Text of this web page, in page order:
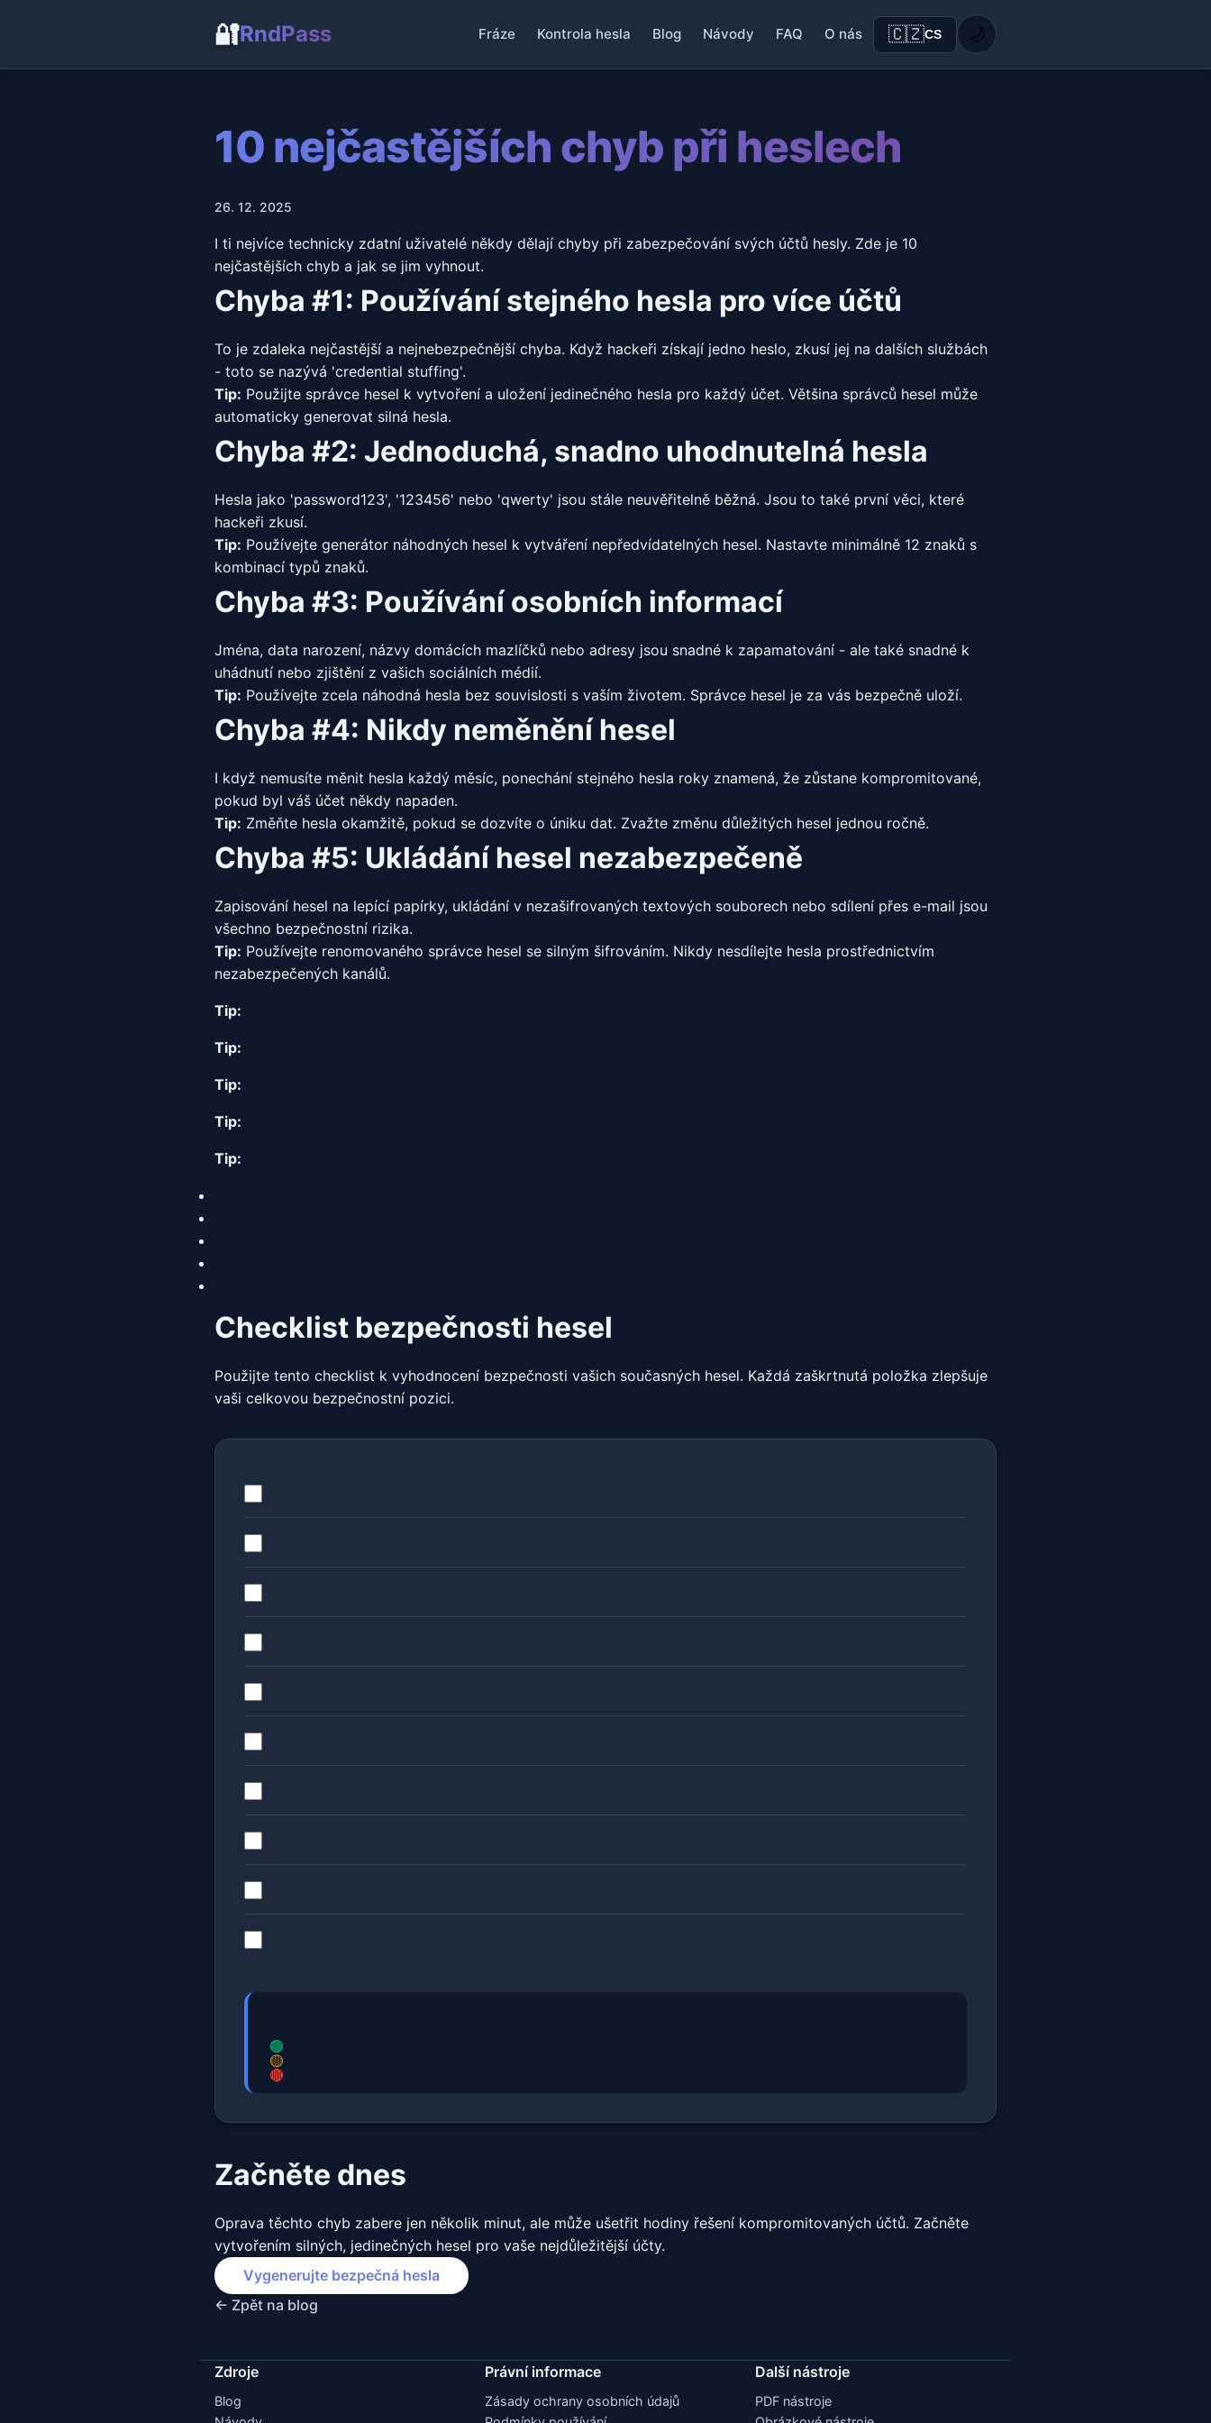
🔐RndPass Fráze Kontrola hesla Blog Návody FAQ O nás 🇨🇿CS 🌙
10 nejčastějších chyb při heslech
26. 12. 2025
I ti nejvíce technicky zdatní uživatelé někdy dělají chyby při zabezpečování svých účtů hesly. Zde je 10
nejčastějších chyb a jak se jim vyhnout.
Chyba #1: Používání stejného hesla pro více účtů
To je zdaleka nejčastější a nejnebezpečnější chyba. Když hackeři získají jedno heslo, zkusí jej na dalších službách
- toto se nazývá 'credential stuffing'.
Tip: Použijte správce hesel k vytvoření a uložení jedinečného hesla pro každý účet. Většina správců hesel může
automaticky generovat silná hesla.
Chyba #2: Jednoduchá, snadno uhodnutelná hesla
Hesla jako 'password123', '123456' nebo 'qwerty' jsou stále neuvěřitelně běžná. Jsou to také první věci, které
hackeři zkusí.
Tip: Používejte generátor náhodných hesel k vytváření nepředvídatelných hesel. Nastavte minimálně 12 znaků s
kombinací typů znaků.
Chyba #3: Používání osobních informací
Jména, data narození, názvy domácích mazlíčků nebo adresy jsou snadné k zapamatování - ale také snadné k
uhádnutí nebo zjištění z vašich sociálních médií.
Tip: Používejte zcela náhodná hesla bez souvislosti s vaším životem. Správce hesel je za vás bezpečně uloží.
Chyba #4: Nikdy neměnění hesel
I když nemusíte měnit hesla každý měsíc, ponechání stejného hesla roky znamená, že zůstane kompromitované,
pokud byl váš účet někdy napaden.
Tip: Změňte hesla okamžitě, pokud se dozvíte o úniku dat. Zvažte změnu důležitých hesel jednou ročně.
Chyba #5: Ukládání hesel nezabezpečeně
Zapisování hesel na lepící papírky, ukládání v nezašifrovaných textových souborech nebo sdílení přes e-mail jsou
všechno bezpečnostní rizika.
Tip: Používejte renomovaného správce hesel se silným šifrováním. Nikdy nesdílejte hesla prostřednictvím
nezabezpečených kanálů.
Tip:
Tip:
Tip:
Tip:
Tip:
Checklist bezpečnosti hesel
Použijte tento checklist k vyhodnocení bezpečnosti vašich současných hesel. Každá zaškrtnutá položka zlepšuje
vaši celkovou bezpečnostní pozici.
Začněte dnes
Oprava těchto chyb zabere jen několik minut, ale může ušetřit hodiny řešení kompromitovaných účtů. Začněte
vytvořením silných, jedinečných hesel pro vaše nejdůležitější účty.
Vygenerujte bezpečná hesla
← Zpět na blog
Zdroje
Blog
Právní informace
Zásady ochrany osobních údajů
Další nástroje
PDF nástroje